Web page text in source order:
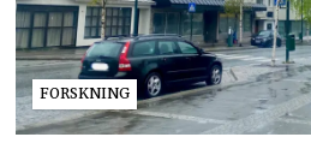
FORSKNING